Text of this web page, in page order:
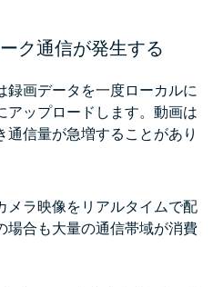
ク通信が発生する
録画データを一度ローカルに
アップロードします。動画は
信量が急増することがあり
メラ映像をリアルタイムで配
場合も大量の通信帯域が消費